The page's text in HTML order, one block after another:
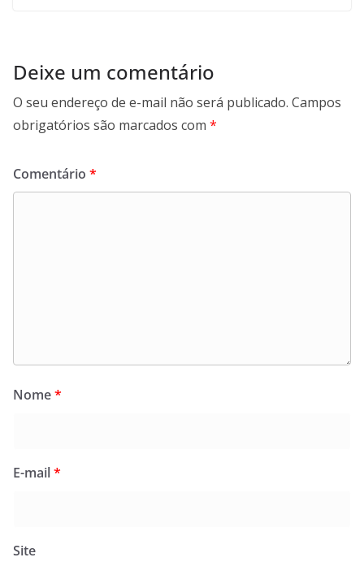
Deixe um comentário
O seu endereço de e-mail não será publicado. Campos
obrigatórios são marcados com *
Comentário *
Nome*
E-mail*
Site